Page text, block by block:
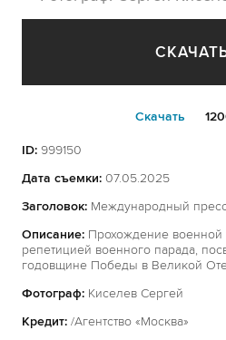
Cкачать
ID: 999150
Дата съемки: 07.05.2025
Заголовок: Международный
Описание: Прохождение военной
репетицией военного парада,
годовщине Победы в Великой
Фотограф: Киселев Сергей
Кредит: /Агентство «Москва»